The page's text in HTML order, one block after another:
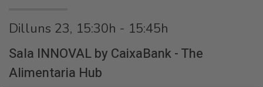
Dilluns 23, 15:30h - 15:45h
Sala INNOVAL by CaixaBank - The
Alimentaria Hub